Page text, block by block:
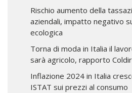
Rischio aumento della
aziendali, impatto negativo
ecologica
Torna di moda in Italia il
sarà agricolo, rapporto
Inflazione 2024 in Italia
ISTAT sui prezzi al consumo